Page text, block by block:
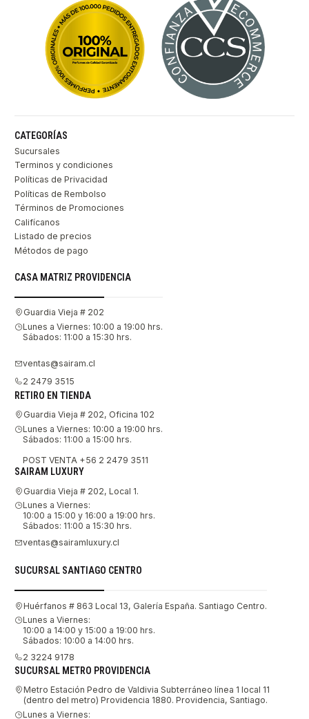
CATEGORÍAS
Sucursales
Terminos y condiciones
Políticas de Privacidad
Políticas de Rembolso
Términos de Promociones
Califícanos
Listado de precios
Métodos de pago
CASA MATRIZ PROVIDENCIA
Guardia Vieja # 202
Lunes a Viernes: 10:00 a 19:00 hrs.
Sábados: 11:00 a 15:30 hrs.
ventas@sairam.cl
2 2479 3515
RETIRO EN TIENDA
Guardia Vieja # 202, Oficina 102
Lunes a Viernes: 10:00 a 19:00 hrs.
Sábados: 11:00 a 15:00 hrs.
POST VENTA +56 2 2479 3511
SAIRAM LUXURY
Guardia Vieja # 202, Local 1.
Lunes a Viernes:
10:00 a 15:00 y 16:00 a 19:00 hrs.
Sábados: 11:00 a 15:30 hrs.
ventas@sairamluxury.cl
SUCURSAL SANTIAGO CENTRO
Huérfanos # 863 Local 13, Galería España. Santiago Centro.
Lunes a Viernes:
10:00 a 14:00 y 15:00 a 19:00 hrs.
Sábados: 10:00 a 14:00 hrs.
2 3224 9178
SUCURSAL METRO PROVIDENCIA
Metro Estación Pedro de Valdivia Subterráneo línea 1 local 11
(dentro del metro) Providencia 1880. Providencia, Santiago.
Lunes a Viernes: